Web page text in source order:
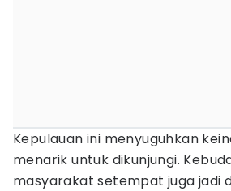
Kepulauan ini menyuguhkan
menarik untuk dikunjungi.
masyarakat setempat juga jadi